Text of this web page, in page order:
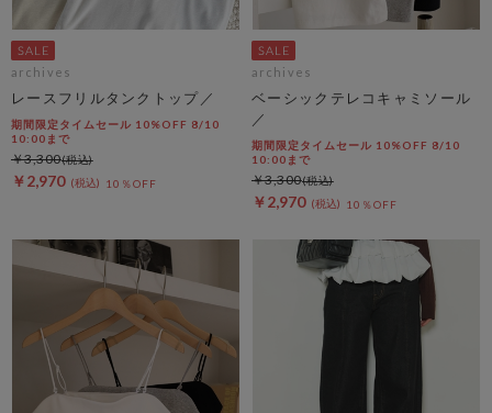
archives
レースフリルタンクトップ／
期間限定タイムセール 10%OFF 8/10
10:00まで
￥2,970 10％OFF
￥3,300
archives
ベーシックテレコキャミソール
／
期間限定タイムセール 10%OFF 8/10
10:00まで
￥2,970 10％OFF
￥3,300